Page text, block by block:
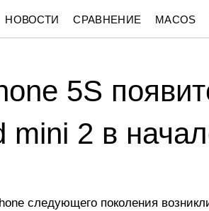
НОВОСТИ СРАВНЕНИЕ MACOS
5S
mini 2 в
следующего поколения